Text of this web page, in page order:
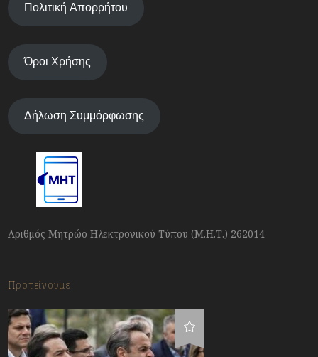
Πολιτική Απορρήτου
Όροι Χρήσης
Δήλωση Συμμόρφωσης
Αριθμός Μητρώο Ηλεκτρονικού Τύπου (Μ.Η.Τ.) 262014
Προτείνουμε